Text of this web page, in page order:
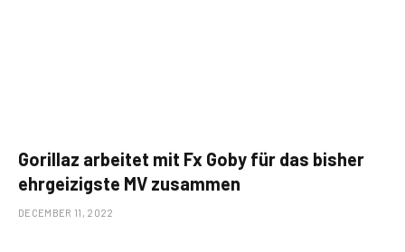
Gorillaz arbeitet mit Fx Goby für das bisher
ehrgeizigste MV zusammen
DECEMBER 11, 2022